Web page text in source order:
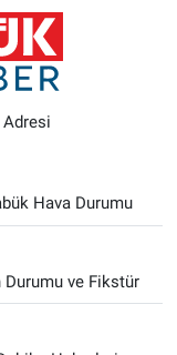
Hava Durumu
Durumu ve Fikstür